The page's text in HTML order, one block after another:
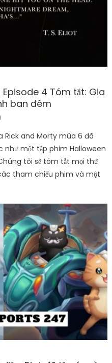
4 Tóm tắt: Gia
ban đêm
Rick and Morty mùa 6 đã
như một tập phim Halloween
tôi sẽ tóm tắt mọi thứ
tham chiếu phim và một